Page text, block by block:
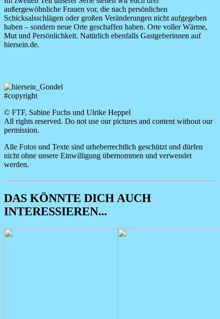
außergewöhnliche Frauen vor, die nach persönlichen
Schicksalsschlägen oder großen Veränderungen nicht aufgegeben
haben – sondern neue Orte geschaffen haben. Orte voller Wärme,
Mut und Persönlichkeit. Natürlich ebenfalls Gastgeberinnen auf
hiersein.de.
#copyright
© FTF, Sabine Fuchs und Ulrike Heppel
All rights reserved. Do not use our pictures and content without our
permission.
Alle Fotos und Texte sind urheberrechtlich geschützt und dürfen
nicht ohne unsere Einwilligung übernommen und verwendet
werden.
DAS KÖNNTE DICH AUCH
INTERESSIEREN...